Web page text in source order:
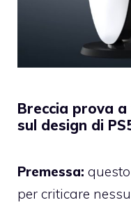
Breccia prova
sul design di
Premessa:
per criticare